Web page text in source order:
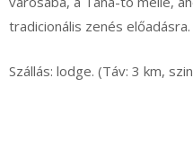
tradicionális zenés előadásra.
Szállás: lodge. (Táv: 3 km,